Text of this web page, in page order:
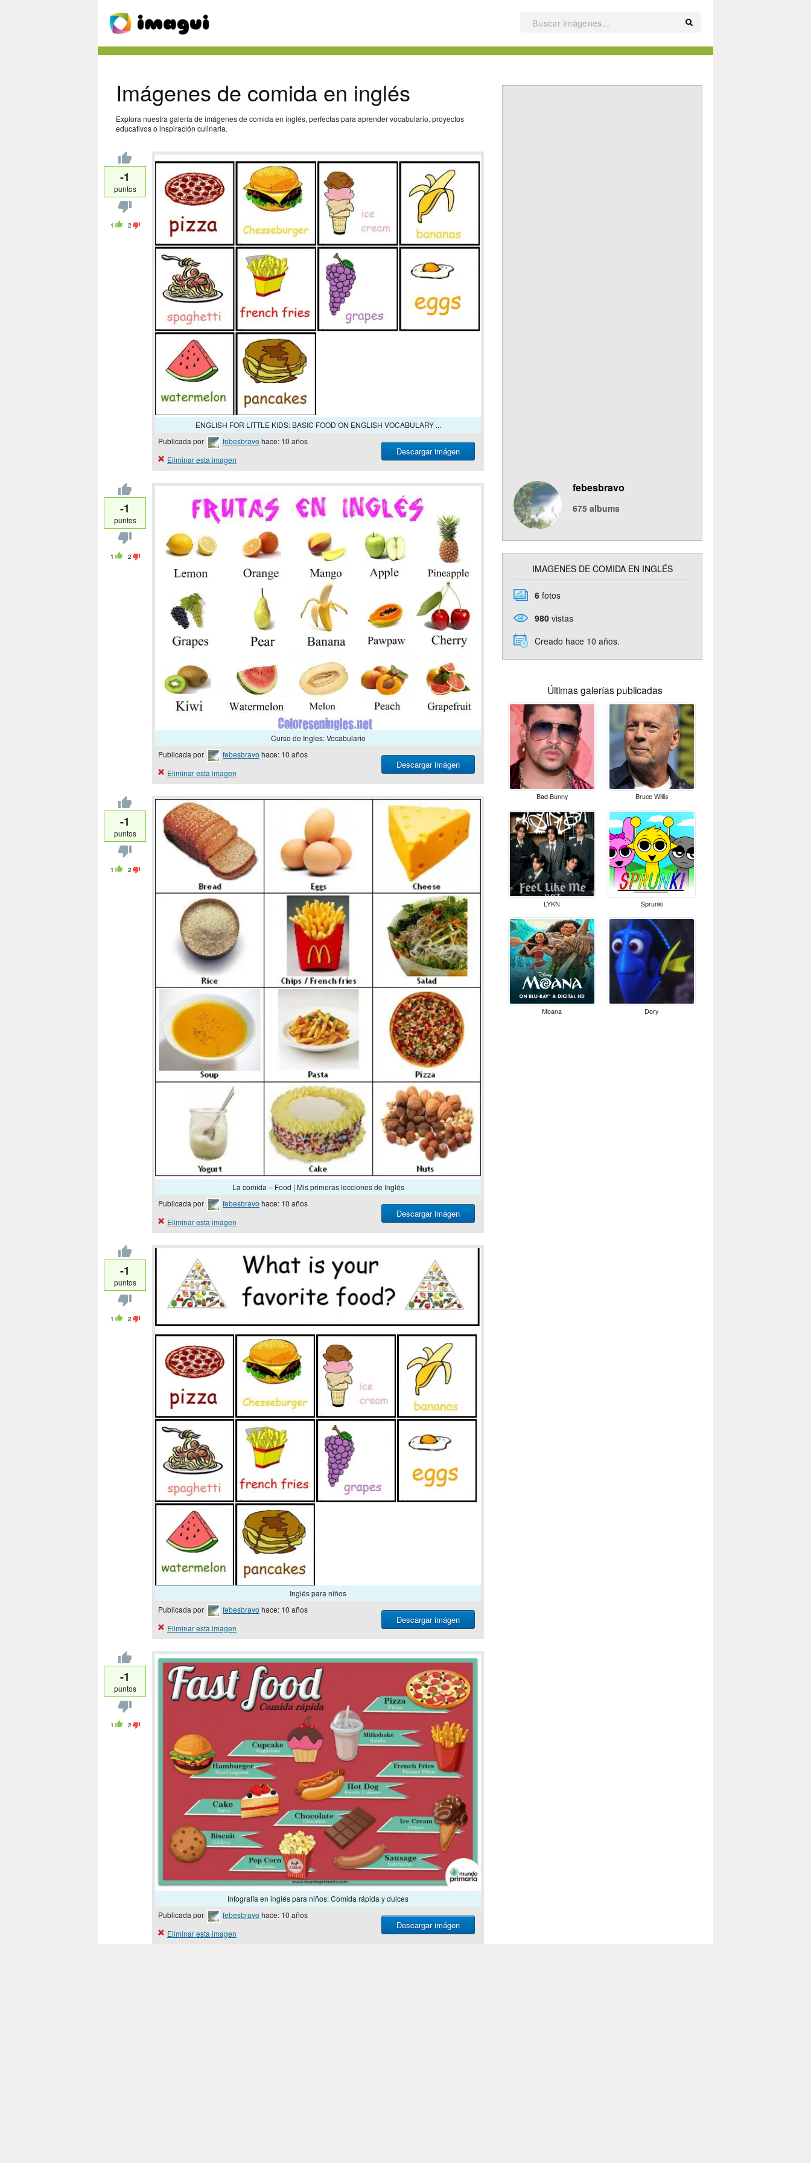
Imágenes de comida en inglés
Explora nuestra galería de imágenes de comida en inglés, perfectas para aprender vocabulario, proyectos
educativos o inspiración culinaria.
-1
puntos
1 2
ENGLISH FOR LITTLE KIDS: BASIC FOOD ON ENGLISH VOCABULARY ...
Descargar imágen
Publicada por febesbravo hace: 10 años
Eliminar esta imagen
-1
puntos
1 2
Curso de Ingles: Vocabulario
Descargar imágen
Publicada por febesbravo hace: 10 años
Eliminar esta imagen
-1
puntos
1 2
La comida – Food | Mis primeras lecciones de Inglés
Descargar imágen
Publicada por febesbravo hace: 10 años
Eliminar esta imagen
-1
puntos
1 2
Inglés para niños
Descargar imágen
Publicada por febesbravo hace: 10 años
Eliminar esta imagen
-1
puntos
1 2
Infografía en inglés para niños: Comida rápida y dulces
Descargar imágen
Publicada por febesbravo hace: 10 años
Eliminar esta imagen
febesbravo
675 albums
IMAGENES DE COMIDA EN INGLÉS
6 fotos
980 vistas
Creado hace 10 años.
Últimas galerías publicadas
Bad Bunny Bruce Willis
LYKN Sprunki
Moana Dory